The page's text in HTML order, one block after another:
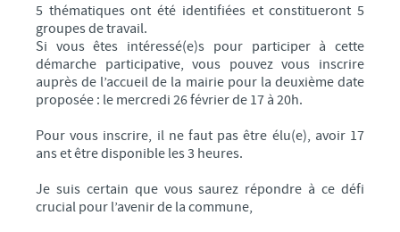
5 thématiques ont été identifiées et constitueront 5
groupes de travail.
Si vous êtes intéressé(e)s pour participer à cette
démarche participative, vous pouvez vous inscrire
auprès de l’accueil de la mairie pour la deuxième date
proposée : le mercredi 26 février de 17 à 20h.
Pour vous inscrire, il ne faut pas être élu(e), avoir 17
ans et être disponible les 3 heures.
Je suis certain que vous saurez répondre à ce défi
crucial pour l’avenir de la commune,